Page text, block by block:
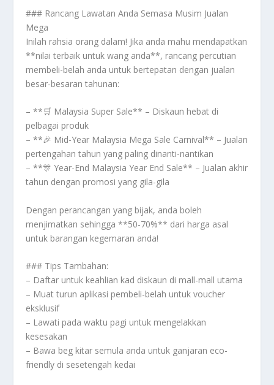
### Rancang Lawatan Anda Semasa Musim Jualan
Mega
Inilah rahsia orang dalam! Jika anda mahu mendapatkan
**nilai terbaik untuk wang anda**, rancang percutian
membeli-belah anda untuk bertepatan dengan jualan
besar-besaran tahunan:
– **🛒 Malaysia Super Sale** – Diskaun hebat di
pelbagai produk
– **🎉 Mid-Year Malaysia Mega Sale Carnival** – Jualan
pertengahan tahun yang paling dinanti-nantikan
– **🎊 Year-End Malaysia Year End Sale** – Jualan akhir
tahun dengan promosi yang gila-gila
Dengan perancangan yang bijak, anda boleh
menjimatkan sehingga **50-70%** dari harga asal
untuk barangan kegemaran anda!
### Tips Tambahan:
– Daftar untuk keahlian kad diskaun di mall-mall utama
– Muat turun aplikasi pembeli-belah untuk voucher
eksklusif
– Lawati pada waktu pagi untuk mengelakkan
kesesakan
– Bawa beg kitar semula anda untuk ganjaran eco-
friendly di sesetengah kedai